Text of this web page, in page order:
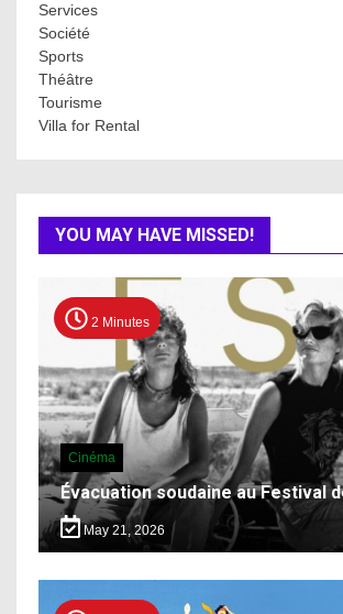
Services
Société
Sports
Théâtre
Tourisme
Villa for Rental
YOU MAY HAVE MISSED!
2 Minutes
Cinéma
Évacuation soudaine au Festival
May 21, 2026